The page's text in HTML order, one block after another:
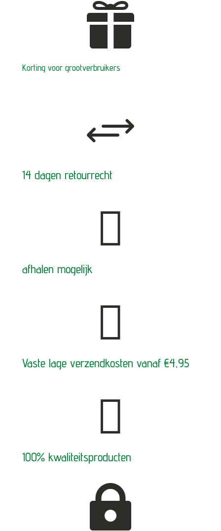

Korting voor grootverbruikers
+
14 dagen retourrecht

afhalen mogelijk

Vaste lage verzendkosten vanaf €4,95

100% kwaliteitsproducten
